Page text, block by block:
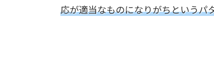
応が適当なものになりがちというパ